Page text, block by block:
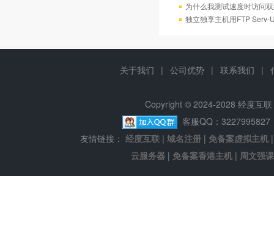
为什么我测试速度时访问
独立独享主机用FTP Serv-
关于我们 | 公司优势 | 联系我们 |
Copyright © 2024-2028 经度互
客服QQ：
友情链接： 经度互联 | 域名注册 | 免备案虚拟主机
云服务器 | 免备案香港主机 | 周文强